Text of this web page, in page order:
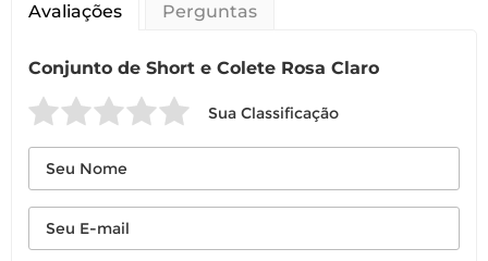
Avaliações Perguntas
Conjunto de Short e Colete Rosa Claro
Sua Classificação